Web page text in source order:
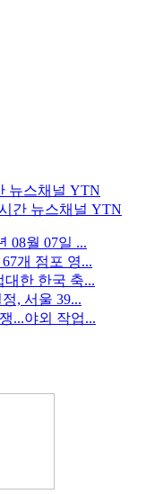
간 뉴스채널 YTN
08월 07일 ...
개 점포 영...
한 한국 축...
, 서울 39...
...야외 작업...